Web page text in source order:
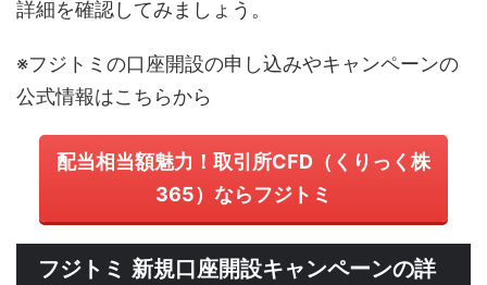
詳細を確認してみましょう。
※フジトミの口座開設の申し込みやキャンペーンの
公式情報はこちらから
配当相当額魅力！取引所CFD（くりっく株
365）ならフジトミ
フジトミ 新規口座開設キャンペーンの詳